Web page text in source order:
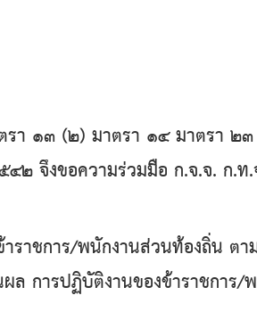
๑๓ (๒) มาตรา ๑๔ มาตรา ๒๓
๒ จึงขอความร่วมมือ ก.จ.จ. ก.ท
ชการ/พนักงานส่วนท้องถิ่น ตา
ล การปฏิบัติงานของข้าราชการ